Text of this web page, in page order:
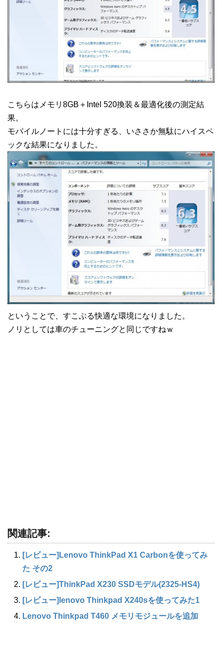
こちらはメモリ8GB＋Intel 520換装＆最適化後の測定結
果。
モバイルノートには十分すぎる、いささか無駄にハイスペ
ックな結果になりました。
ということで、すこぶる快適な環境になりました。
ノリとしては車のチューニングと同じですねｗ
関連記事:
[レビュー]Lenovo ThinkPad X1 Carbonを使ってみ
た その2
[レビュー]ThinkPad X230 SSDモデル(2325-HS4)
[レビュー]lenovo Thinkpad X240sを使ってみた1
Lenovo Thinkpad T460 メモリモジュールを追加